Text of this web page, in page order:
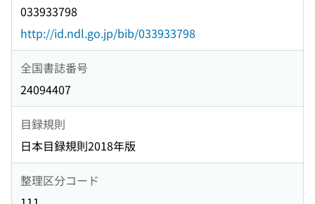
033933798
http://id.ndl.go.jp/bib/033933798
全国書誌番号
24094407
目録規則
日本目録規則2018年版
整理区分コード